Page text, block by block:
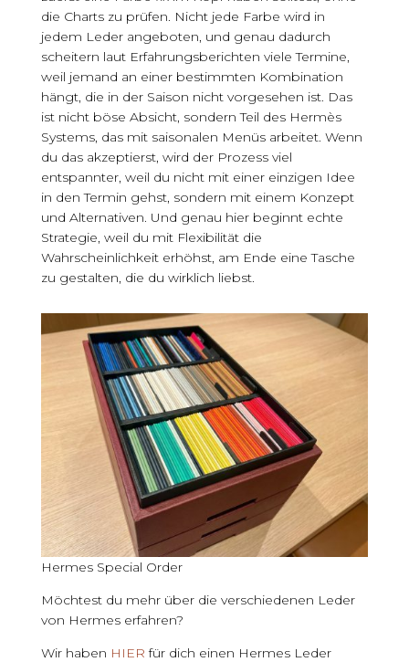
die Charts zu prüfen. Nicht jede Farbe wird in
jedem Leder angeboten, und genau dadurch
scheitern laut Erfahrungsberichten viele Termine,
weil jemand an einer bestimmten Kombination
hängt, die in der Saison nicht vorgesehen ist. Das
ist nicht böse Absicht, sondern Teil des Hermès
Systems, das mit saisonalen Menüs arbeitet. Wenn
du das akzeptierst, wird der Prozess viel
entspannter, weil du nicht mit einer einzigen Idee
in den Termin gehst, sondern mit einem Konzept
und Alternativen. Und genau hier beginnt echte
Strategie, weil du mit Flexibilität die
Wahrscheinlichkeit erhöhst, am Ende eine Tasche
zu gestalten, die du wirklich liebst.
Hermes Special Order
Möchtest du mehr über die verschiedenen Leder
von Hermes erfahren?
Wir haben HIER für dich einen Hermes Leder